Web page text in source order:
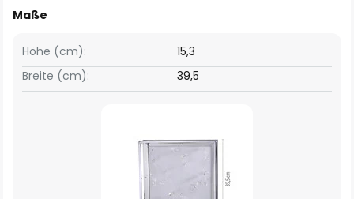
Maße
Breite (cm): 39,5
Höhe (cm): 15,3